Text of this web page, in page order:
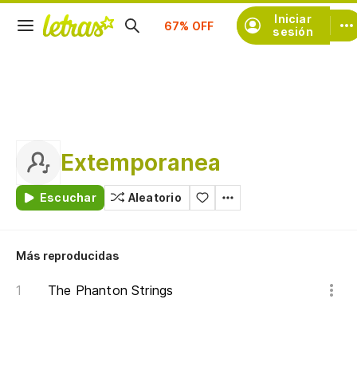
Iniciar
sesión
Suscríbete
Extemporanea
Escuchar Aleatorio
Más reproducidas
The Phanton Strings